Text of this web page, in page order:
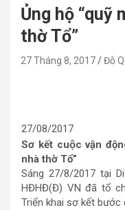
Ủng hộ “quỹ
thờ Tổ”
27 Tháng 8, 2017 Đỗ
27/08/2017
Sơ kết cuộc vận
nhà thờ Tổ”
Sáng 27/8/2017 tại
HĐHĐ(Đ) VN đã tổ
Triển khai sơ kết